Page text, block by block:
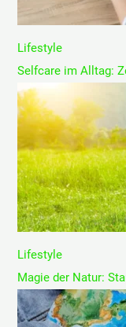
Lifestyle
Selfcare im Alltag:
Lifestyle
Magie der Natur: